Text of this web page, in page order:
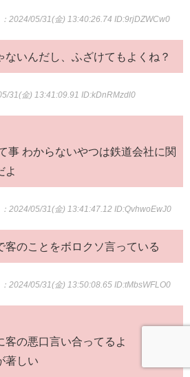
：2024/05/31(金) 13:40:26.74 ID:9rjDZWCw0
ないんだし、ふざけてもよくね？
31(金) 13:41:09.91 ID:kDnRMzdl0
事 わからないやつは鉄道会社に関
よ
：2024/05/31(金) 13:41:47.12 ID:QvhwoEwJ0
客のことをボロクソ言っている
：2024/05/31(金) 13:50:08.65 ID:tMbsWFLO0
客の悪口言い合ってるよ
著しい